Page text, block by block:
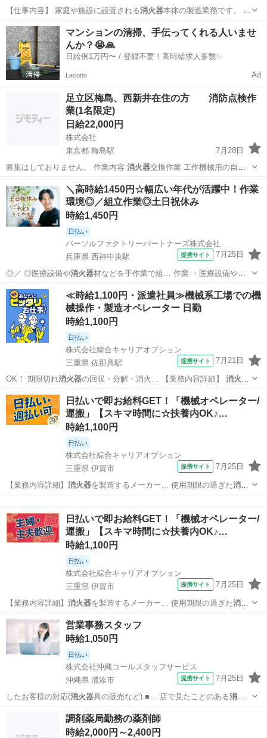
【仕事内容】 家庭や施設に設置される消火器本体の製造業務です。 ・
金属容器…
宮城 名取市 消火器
マンションの清掃、手伝ってくれる人いませ
んか？😭🙏
日給例1万円〜 / 登録不要！高時給求人多数✨
Lacotto Ad
足立区梅島、西新井在住の方 消防点検作
業(1名限定)
日給22,000円
株式会社
東京都 梅島駅
7月28日
募集はしておりません。 作業内容 消火器交換作業 工作機械用の自動
消火装置(主…
梅島駅 その他 個人事業主
＼高時給1450円☆幅広い年代が活躍中！作業
環境◎／組立作業◎土日祝休み
時給1,450円
日払い
パーソルファクトリーパートナーズ株式会社
兵庫県 西神中央駅
提携サイト 7月25日
◎／ ◎医療設備や消火器材などを手作業で組… 作業 ・医療設備や消
火器材などの部品を手作…
兵庫 神戸市 西神中央駅 仕分け
≪時給1,100円・派遣社員≫機械系工場での機
械操作・製造オペレーター 日勤
時給1,100円
日払い
株式会社綜合キャリアオプション
三重県 佐那具駅
提携サイト 7月21日
OK！ 期限切れ消火器の回収・分解・消火… 【業務内容詳細】 消火器
を製造するメーカー… 使用期限の過ぎた消火器を回収し、分解と再…
】 使用期限切れの消火器 給与 円 時給…
三重 伊賀市 佐那具駅 その他
日払いで即お給料GET！「機械オペレーター/
運搬」【スキマ時間に☆扶養内OK♪…
時給1,100円
日払い
株式会社綜合キャリアオプション
三重県 伊賀市
提携サイト 7月25日
【業務内容詳細】 消火器 を製造するメーカー… 使用期限の過ぎた消火
器を回収し、 分解と… 報】使用期限切れの消火器 充実した教育サ…
日払いで即お給料GET！「機械オペレーター/
運搬」【スキマ時間に☆扶養内OK♪…
時給1,100円
日払い
株式会社綜合キャリアオプション
三重県 伊賀市
提携サイト 7月25日
【業務内容詳細】 消火器 を製造するメーカー… 使用期限の過ぎた消火
器を回収し、 分解と… 報】使用期限切れの消火器 高収入を実現で…
三重 伊賀市 工場
営業事務スタッフ
時給1,050円
日払い
株式会社沖縄コールスタッフサービス
沖縄県 浦添市
提携サイト 7月25日
したお客様の対応(消火器具の販売など) ■… 店で見たことのある消火
器の設備・施工会社で…
浦添市 データ入力
調剤薬局勤務の薬剤師
時給2,000円～2,400円